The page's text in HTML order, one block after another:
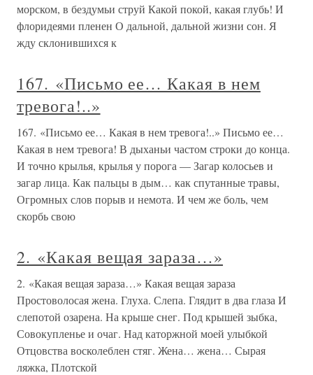
морском, в бездумьи струй Какой покой, какая глубь! И
флоридеями пленен О дальной, дальной жизни сон. Я
жду склонившихся к
167. «Письмо ее… Какая в нем
тревога!..»
167. «Письмо ее… Какая в нем тревога!..» Письмо ее…
Какая в нем тревога! В дыханьи частом строки до конца.
И точно крылья, крылья у порога — Загар колосьев и
загар лица. Как пальцы в дым… как спутанные травы,
Огромных слов порыв и немота. И чем же боль, чем
скорбь свою
2. «Какая вещая зараза…»
2. «Какая вещая зараза…» Какая вещая зараза
Простоволосая жена. Глуха. Слепа. Глядит в два глаза И
слепотой озарена. На крыше снег. Под крышей зыбка,
Совокупленье и очаг. Над каторжной моей улыбкой
Отцовства восколеблен стяг. Жена… жена… Сырая
ляжка, Плотской